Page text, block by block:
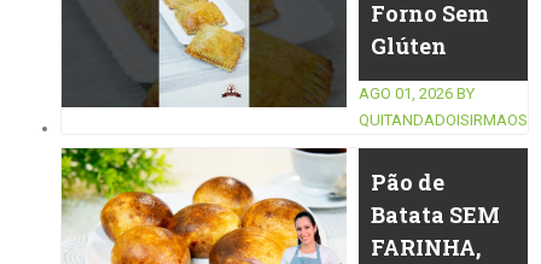
Forno Sem
Glúten
AGO 01, 2026 BY
QUITANDADOISIRMAOS
Pão de
Batata SEM
FARINHA,